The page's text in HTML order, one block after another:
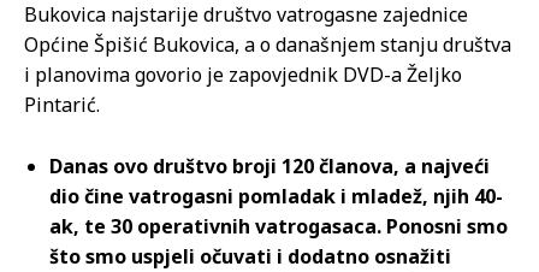
Bukovica najstarije društvo vatrogasne zajednice
Općine Špišić Bukovica, a o današnjem stanju društva
i planovima govorio je zapovjednik DVD-a Željko
Pintarić.
Danas ovo društvo broji 120 članova, a najveći
dio čine vatrogasni pomladak i mladež, njih 40-
ak, te 30 operativnih vatrogasaca. Ponosni smo
što smo uspjeli očuvati i dodatno osnažiti